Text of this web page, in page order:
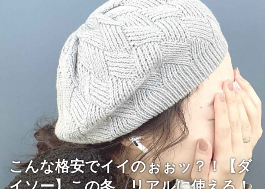
こんな格安でイイのぉぉッ？！【ダ